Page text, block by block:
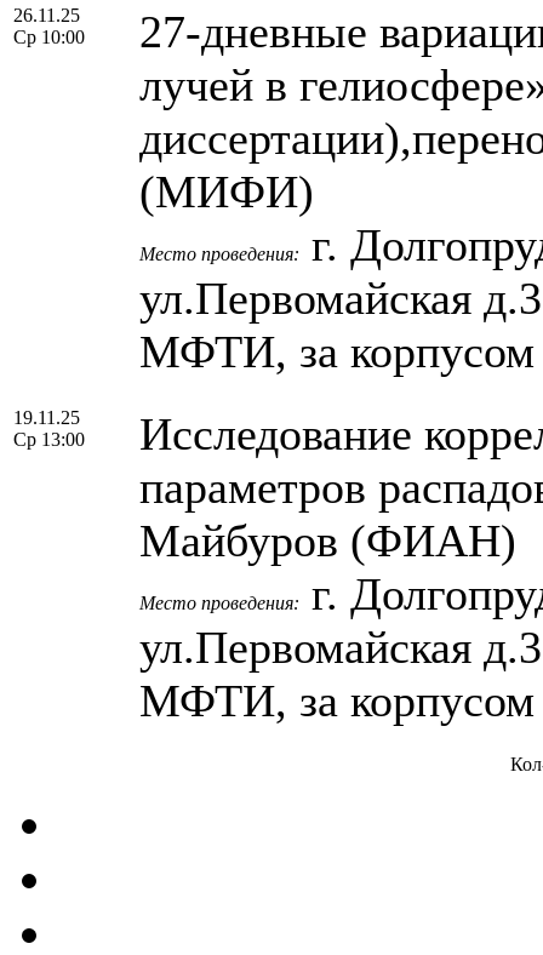
26.11.25
Ср 10:00
27-дневные
лучей в
(МИФИ)
Место проведения:
г.
ул.Первомайская
МФТИ, за
19.11.25
Ср 13:00
Исследование
параметров
Майбуров (ФИАН)
Место проведения:
г.
ул.Первомайская
МФТИ, за